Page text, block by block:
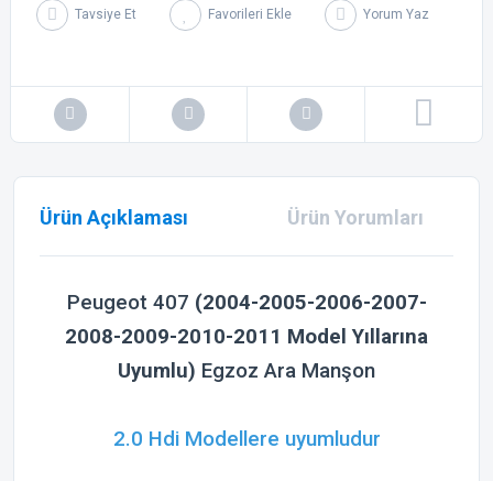
Tavsiye Et Yorum Yaz
Ürün Açıklaması Ürün Yorumları
Peugeot 407 (2004-2005-2006-2007-
2008-2009-2010-2011 Model Yıllarına
Uyumlu) Egzoz Ara Manşon
2.0 Hdi Modellere uyumludur